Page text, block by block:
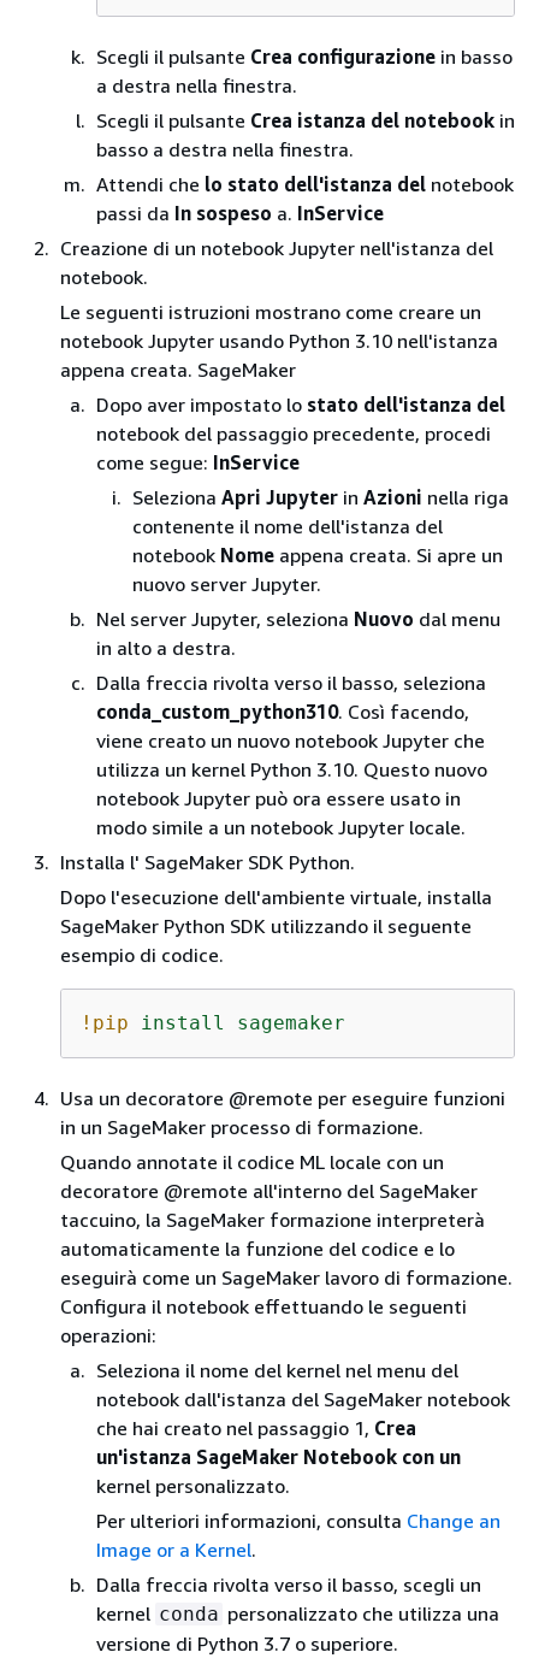
Scegli il pulsante Crea configurazione in basso
a destra nella finestra.
Scegli il pulsante Crea istanza del notebook in
basso a destra nella finestra.
Attendi che lo stato dell'istanza del notebook
passi da In sospeso a. InService
Creazione di un notebook Jupyter nell'istanza del
notebook.
Le seguenti istruzioni mostrano come creare un
notebook Jupyter usando Python 3.10 nell'istanza
appena creata. SageMaker
Dopo aver impostato lo stato dell'istanza del
notebook del passaggio precedente, procedi
come segue: InService
Seleziona Apri Jupyter in Azioni nella riga
contenente il nome dell'istanza del
notebook Nome appena creata. Si apre un
nuovo server Jupyter.
Nel server Jupyter, seleziona Nuovo dal menu
in alto a destra.
Dalla freccia rivolta verso il basso, seleziona
conda_custom_python310. Così facendo,
viene creato un nuovo notebook Jupyter che
utilizza un kernel Python 3.10. Questo nuovo
notebook Jupyter può ora essere usato in
modo simile a un notebook Jupyter locale.
Installa l' SageMaker SDK Python.
Dopo l'esecuzione dell'ambiente virtuale, installa
SageMaker Python SDK utilizzando il seguente
esempio di codice.
!pip install sagemaker
Usa un decoratore @remote per eseguire funzioni
in un SageMaker processo di formazione.
Quando annotate il codice ML locale con un
decoratore @remote all'interno del SageMaker
taccuino, la SageMaker formazione interpreterà
automaticamente la funzione del codice e lo
eseguirà come un SageMaker lavoro di formazione.
Configura il notebook effettuando le seguenti
operazioni:
Seleziona il nome del kernel nel menu del
notebook dall'istanza del SageMaker notebook
che hai creato nel passaggio 1, Crea
un'istanza SageMaker Notebook con un
kernel personalizzato.
Per ulteriori informazioni, consulta Change an
Image or a Kernel.
Dalla freccia rivolta verso il basso, scegli un
kernel conda personalizzato che utilizza una
versione di Python 3.7 o superiore.